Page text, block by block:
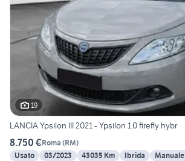
19
LANCIA Ypsilon III 2021 - Ypsilon 1.0 firefly hybr
8.750 €Roma (RM)
Usato
03/2023 43035 Km Ibrida Manuale